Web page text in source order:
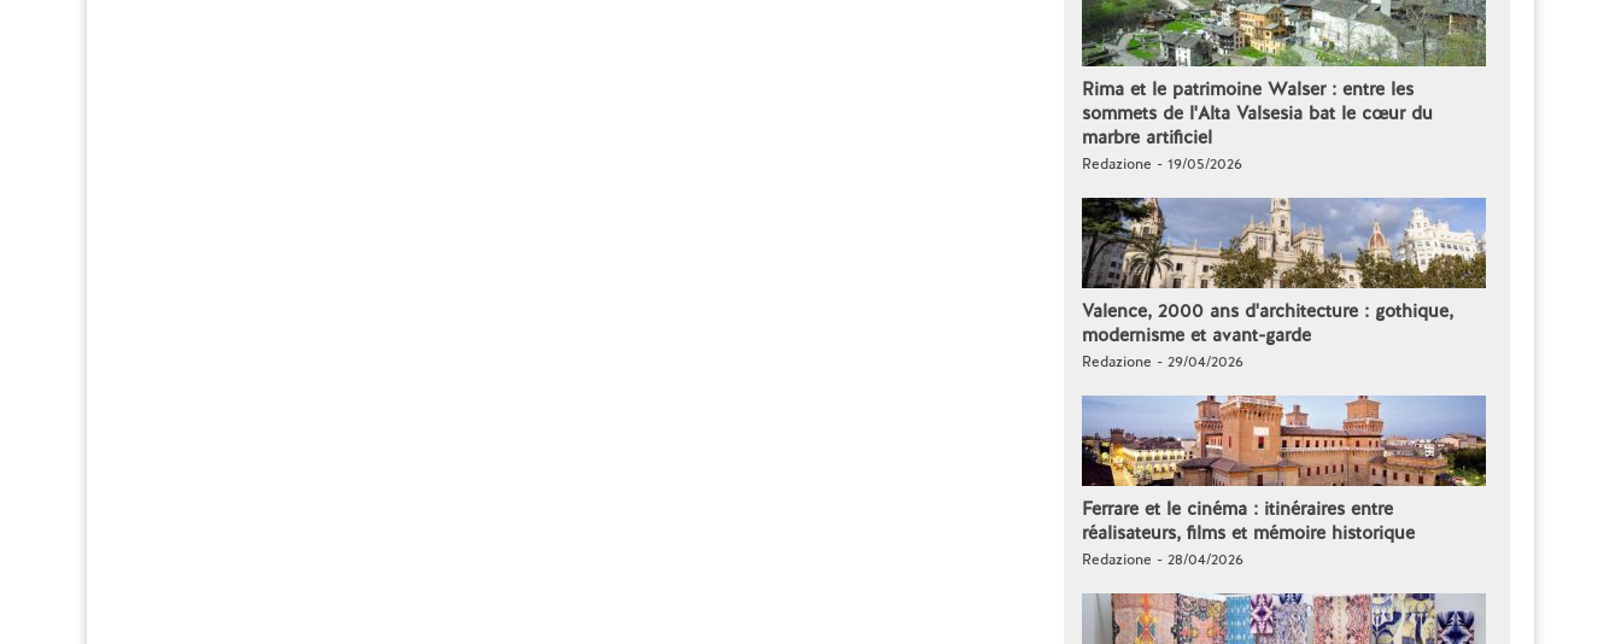
Rima et le patrimoine Walser : entre les
sommets de l'Alta Valsesia bat le cœur du
marbre artificiel
Redazione - 19/05/2026
Valence, 2000 ans d'architecture : gothique,
modernisme et avant-garde
Redazione - 29/04/2026
Ferrare et le cinéma : itinéraires entre
réalisateurs, films et mémoire historique
Redazione - 28/04/2026